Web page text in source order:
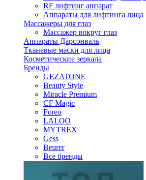
RF лифтинг аппарат
Аппараты для лифтинга лица
Массажеры для глаз
Массажер вокруг глаз
Аппараты Дарсонваль
Тканевые маски для лица
Косметические зеркала
Бренды
GEZATONE
Beauty Style
Miracle Premium
CF Magic
Foreo
LALOO
MYTREX
Gess
Beurer
Все бренды